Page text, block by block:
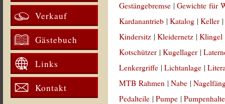
Verkauf
Gästebuch
Links
Kontakt
Gestängebremse |Gewichte für
Kardanantrieb |Katalog |Keller
Kindersitz |Kleidernetz |Klingel
Kotschützer |Kugellager |
Lenkergriffe |Lichtanlage |
MTB Rahmen |Nabe |
Pedalteile |Pumpe |